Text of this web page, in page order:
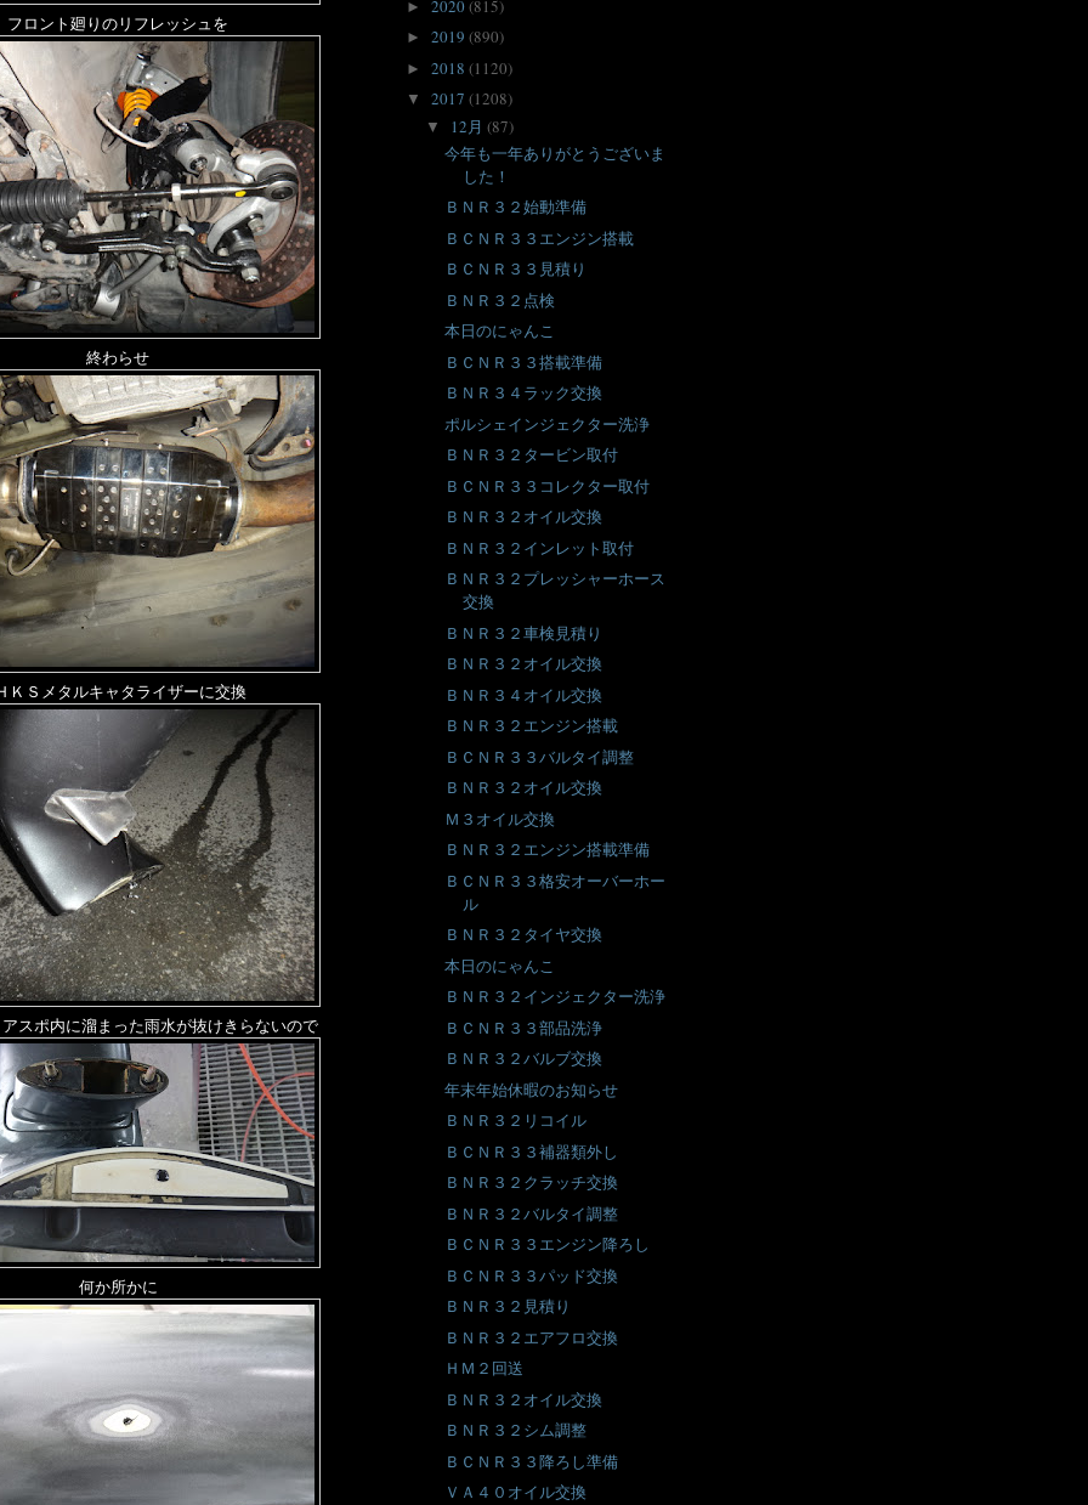
フロント廻りのリフレッシュを
終わらせ
ＫＳメタルキャタライザーに交換
スポ内に溜まった雨水が抜けきらないので
何か所かに
► 2020(815)
► 2019 (890)
► 2018 (1120)
▼ 2017 (1208)
▼ 12月 (87)
今年も一年ありがとうございま
した！
ＢＮＲ３２始動準備
ＢＣＮＲ３３エンジン搭載
ＢＣＮＲ３３見積り
ＢＮＲ３２点検
本日のにゃんこ
ＢＣＮＲ３３搭載準備
ＢＮＲ３４ラック交換
ポルシェインジェクター洗浄
ＢＮＲ３２タービン取付
ＢＣＮＲ３３コレクター取付
ＢＮＲ３２オイル交換
ＢＮＲ３２インレット取付
ＢＮＲ３２プレッシャーホース
交換
ＢＮＲ３２車検見積り
ＢＮＲ３２オイル交換
ＢＮＲ３４オイル交換
ＢＮＲ３２エンジン搭載
ＢＣＮＲ３３バルタイ調整
ＢＮＲ３２オイル交換
Ｍ３オイル交換
ＢＮＲ３２エンジン搭載準備
ＢＣＮＲ３３格安オーバーホー
ル
ＢＮＲ３２タイヤ交換
本日のにゃんこ
ＢＮＲ３２インジェクター洗浄
ＢＣＮＲ３３部品洗浄
ＢＮＲ３２バルブ交換
年末年始休暇のお知らせ
ＢＮＲ３２リコイル
ＢＣＮＲ３３補器類外し
ＢＮＲ３２クラッチ交換
ＢＮＲ３２バルタイ調整
ＢＣＮＲ３３エンジン降ろし
ＢＣＮＲ３３パッド交換
ＢＮＲ３２見積り
ＢＮＲ３２エアフロ交換
ＨＭ２回送
ＢＮＲ３２オイル交換
ＢＮＲ３２シム調整
ＢＣＮＲ３３降ろし準備
ＶＡ４０オイル交換